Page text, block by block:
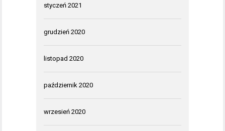
styczeń 2021
grudzień 2020
listopad 2020
październik 2020
wrzesień 2020